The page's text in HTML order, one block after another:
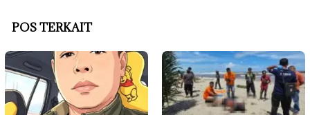
POS TERKAIT